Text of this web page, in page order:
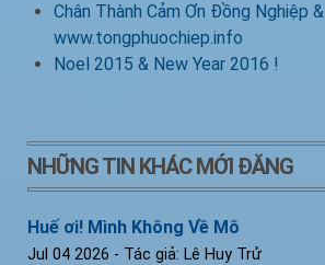
Chân Thành Cảm Ơn Đồng Nghiệp &
www.tongphuochiep.info
Noel 2015 & New Year 2016 !
NHỮNG TIN KHÁC MỚI ĐĂNG
Huế ơi! Mình Không Về Mô
Jul 04 2026 - Tác giả: Lê Huy Trử